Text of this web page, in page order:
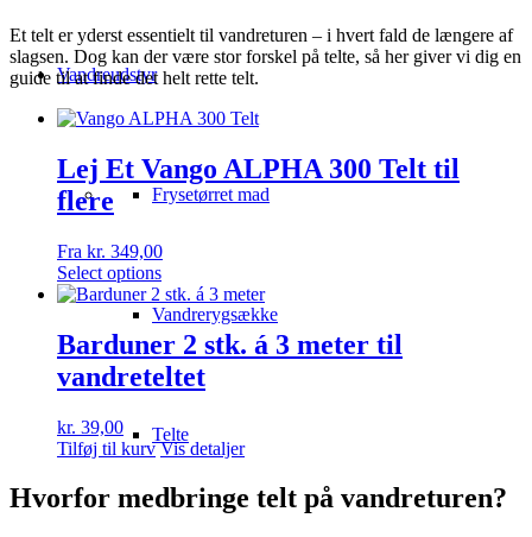
Vandreudstyr
Frysetørret mad
Vandrerygsække
Telte
Et telt er yderst essentielt til vandreturen – i hvert fald de længere af
slagsen. Dog kan der være stor forskel på telte, så her giver vi dig en
guide til at finde det helt rette telt.
Lej Et Vango ALPHA 300 Telt til
flere
Fra kr. 349,00
Select options
Barduner 2 stk. á 3 meter til
vandreteltet
kr. 39,00
Tilføj til kurv Vis detaljer
Hvorfor medbringe telt på vandreturen?